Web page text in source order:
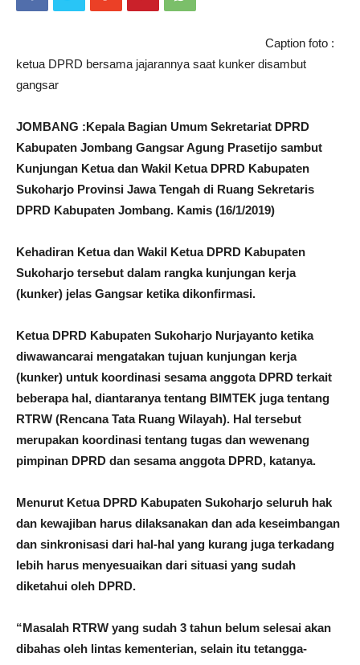
Caption foto :
ketua DPRD bersama jajarannya saat kunker disambut
gangsar
JOMBANG :Kepala Bagian Umum Sekretariat DPRD
Kabupaten Jombang Gangsar Agung Prasetijo sambut
Kunjungan Ketua dan Wakil Ketua DPRD Kabupaten
Sukoharjo Provinsi Jawa Tengah di Ruang Sekretaris
DPRD Kabupaten Jombang. Kamis (16/1/2019)
Kehadiran Ketua dan Wakil Ketua DPRD Kabupaten
Sukoharjo tersebut dalam rangka kunjungan kerja
(kunker) jelas Gangsar ketika dikonfirmasi.
Ketua DPRD Kabupaten Sukoharjo Nurjayanto ketika
diwawancarai mengatakan tujuan kunjungan kerja
(kunker) untuk koordinasi sesama anggota DPRD terkait
beberapa hal, diantaranya tentang BIMTEK juga tentang
RTRW (Rencana Tata Ruang Wilayah). Hal tersebut
merupakan koordinasi tentang tugas dan wewenang
pimpinan DPRD dan sesama anggota DPRD, katanya.
Menurut Ketua DPRD Kabupaten Sukoharjo seluruh hak
dan kewajiban harus dilaksanakan dan ada keseimbangan
dan sinkronisasi dari hal-hal yang kurang juga terkadang
lebih harus menyesuaikan dari situasi yang sudah
diketahui oleh DPRD.
“Masalah RTRW yang sudah 3 tahun belum selesai akan
dibahas oleh lintas kementerian, selain itu tetangga-